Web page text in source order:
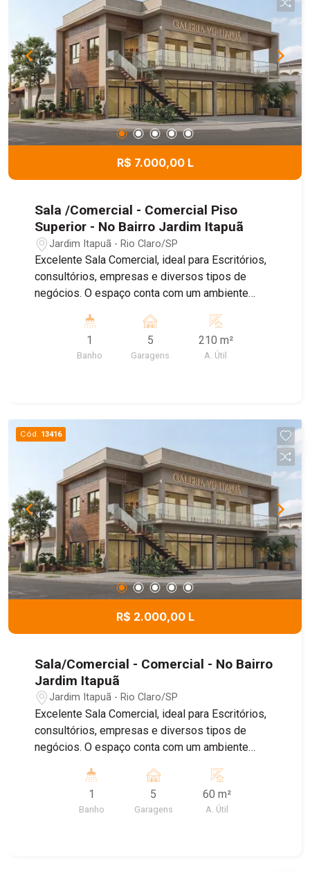
R$ 7.000,00 L
Sala /Comercial - Comercial Piso
Superior - No Bairro Jardim Itapuã
Jardim Itapuã - Rio Claro/SP
Excelente Sala Comercial, ideal para Escritórios,
consultórios, empresas e diversos tipos de
negócios. O espaço conta com um ambiente
condicionado, proporcionando mais conforto para
o dia dia , e Sistema de energia solar, garantindo
maior economia e sustentabilidade. Agende uma
1
Banho
5
Garagens
210 m²
A. Útil
Cód. 13416
R$ 2.000,00 L
Sala/Comercial - Comercial - No Bairro
Jardim Itapuã
Jardim Itapuã - Rio Claro/SP
Excelente Sala Comercial, ideal para Escritórios,
consultórios, empresas e diversos tipos de
negócios. O espaço conta com um ambiente
condicionado, proporcionando mais conforto para
o dia dia , e Sistema de energia solar, garantindo
maior economia e sustentabilidade. Agende uma
1
Banho
5
Garagens
60 m²
A. Útil